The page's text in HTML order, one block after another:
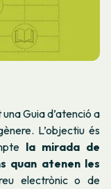
Guia d’atenció a
L’objectiu és
la mirada de
quan atenen les
electrònic o de